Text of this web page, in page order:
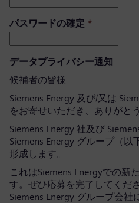
パスワードの確定 *
データプライバシー通知
候補者の皆様
Siemens Energy 及び/又は
をお寄せいただき、ありがと
Siemens Energy 社及び
Siemens Energy グループ（以
形成します。
これはSiemens Energyでの新
す。ぜひ応募を完了してくだ
Siemens Energy グループ会